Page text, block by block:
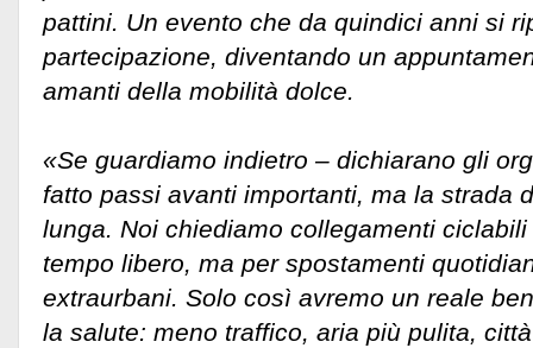
pattini. Un evento che da quindici anni si
partecipazione, diventando un
amanti della mobilità dolce.
«Se guardiamo indietro – dichiarano gli
fatto passi avanti importanti, ma la strada
lunga. Noi chiediamo collegamenti
tempo libero, ma per spostamenti
extraurbani. Solo così avremo un reale
la salute: meno traffico, aria più pulita,